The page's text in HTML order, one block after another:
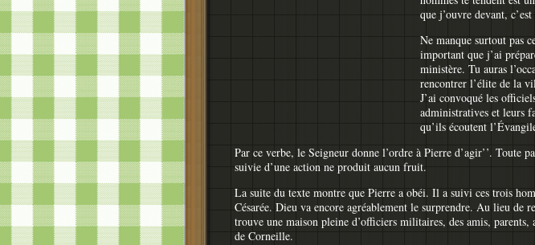
que j’ouvre devant,
Ne manque surtout pas
important que j’ai
ministère. Tu auras
rencontrer l’élite de la
J’ai convoqué les
administratives et leurs
qu’ils écoutent
Par ce verbe, le Seigneur donne l’ordre à Pierre d’agir’’. Toute
suivie d’une action ne produit aucun fruit.
La suite du texte montre que Pierre a obéi. Il a suivi ces trois
Césarée. Dieu va encore agréablement le surprendre. Au lieu de
trouve une maison pleine d’officiers militaires, des amis, parents,
de Corneille.